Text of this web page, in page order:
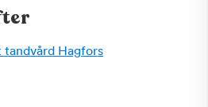
tandvård Hagfors